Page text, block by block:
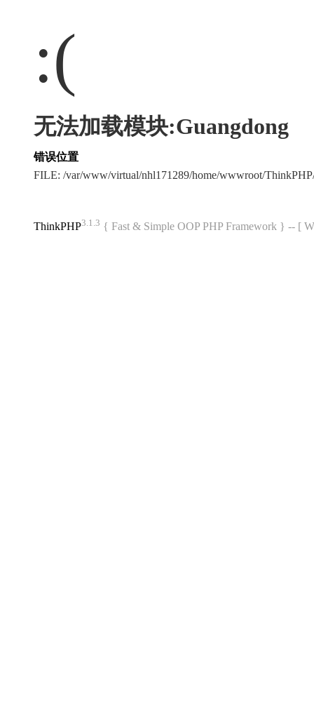
:(
无法加载模块:Guangdong
错误位置
FILE: /var/www/virtual/nhl171289/home/wwwroot/
ThinkPHP3.1.3 { Fast & Simple OOP PHP Framework } -- [